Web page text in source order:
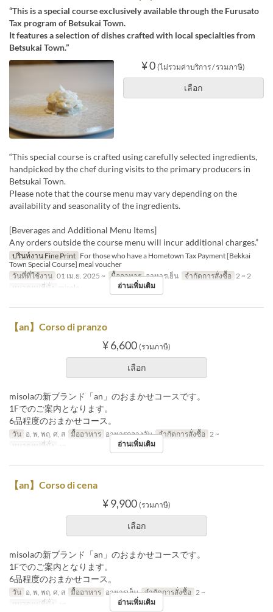
“This is a special course exclusively available through the Furusato
Tax program of Betsukai Town.
It features a selection of dishes crafted with local specialties from
Betsukai Town.”
¥ 0 (ไม่รวมค่าบริการ / รวมภาษี)
เลือก
“This special course is crafted using carefully selected ingredients,
handpicked by the chef during visits to the primary producers in
Betsukai Town.
Please note that the course menu may vary depending on the
availability and seasonality of the ingredients.
[Beverages and Additional Menu Items]
Any orders outside the course menu will incur additional charges.”
ปรินท์งาน Fine Print For those who have a Hometown Tax Payment [Bekkai
Town Special Course] meal voucher
วันที่ที่ใช้งาน 01 เม.ย. 2025 ~ มื้ออาหาร อาหารเย็น จำกัดการสั่งซื้อ 2 ~ 2
หมวดหมู่ที่นั่ง
misola อ่านเพิ่มเติม
【an】Corso di pranzo
¥ 6,600 (รวมภาษี)
เลือก
misolaの新ブランド「an」のおまかせコースです。
1Fでのご案内となります。
6品程度のおまかせコース。
วัน อ, พ, พฤ, ศ, ส มื้ออาหาร อาหารกลางวัน จำกัดการสั่งซื้อ 2 ~
หมวดหมู่ที่นั่ง
อ่านเพิ่มเติม
【an】Corso di cena
¥ 9,900 (รวมภาษี)
เลือก
misolaの新ブランド「an」のおまかせコースです。
1Fでのご案内となります。
6品程度のおまかせコース。
วัน อ, พ, พฤ, ศ, ส มื้ออาหาร อาหารเย็น จำกัดการสั่งซื้อ 2 ~
หมวดหมู่ที่นั่ง
อ่านเพิ่มเติม